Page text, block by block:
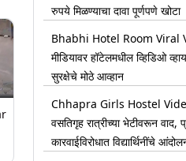
रुपये मिळण्याचा दावा पूर्णपणे खोटा
Bhabhi Hotel Room Viral
मीडियावर हॉटेलमधील व्हिडिओ
सुरक्षेचे मोठे आव्हान
Chhapra Girls Hostel Video:
वसतिगृह रात्रीच्या भेटीवरून वाद,
कारवाईविरोधात विद्यार्थिनींचे